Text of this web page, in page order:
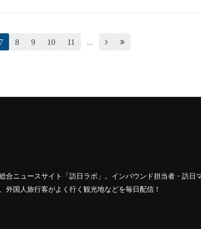
7 8 9 10 11 ...  
ニュースサイト「訪日ラボ」。インバウンド担当者・訪
国人旅行客がよく行く観光地などを毎日配信！